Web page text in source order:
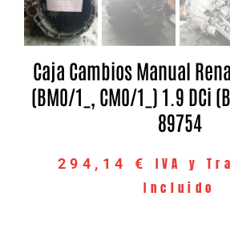
Caja Cambios Manual
(BM0/1_, CM0/1_) 1.9 DCi
89754
294,14 €
IVA y
Incluido